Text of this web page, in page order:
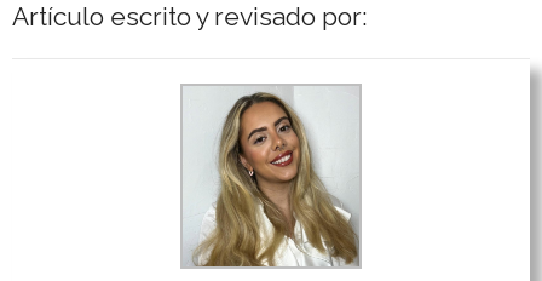
Artículo escrito y revisado por: